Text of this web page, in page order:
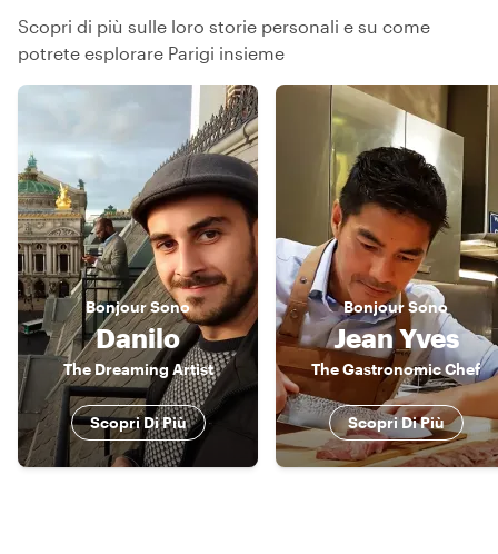
Scopri di più sulle loro storie personali e su come
potrete esplorare Parigi insieme
BonjourSono
Danilo
The Dreaming Artist
Scopri Di Più
BonjourSono
Jean Yves
The Gastronomic Chef
Scopri Di Più